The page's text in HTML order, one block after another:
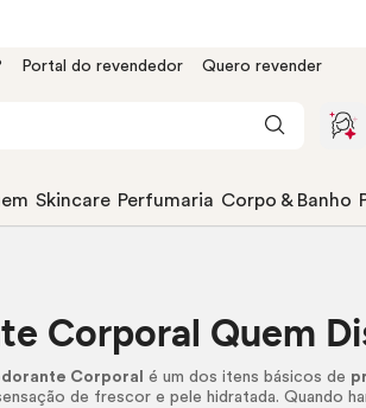
Portal do revendedor Quero revender
Skincare Perfumaria Corpo & Banho
Corporal Quem
Corporal é um dos itens básicos de
de frescor e pele hidratada. Quando